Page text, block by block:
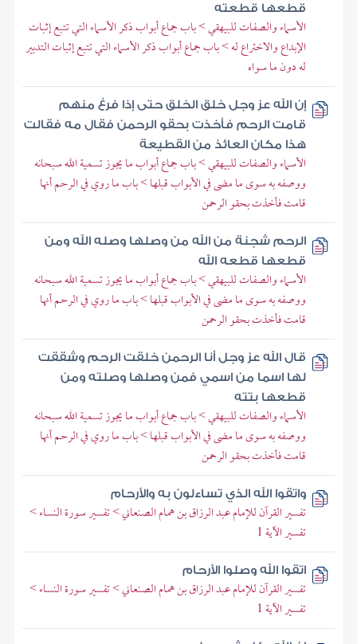
قطعها قطعته
الأسماء والصفات للبيهقي > باب جماع أبواب ذكر الأسماء التي تتبع إثبات
الإبداع والاختراع له > باب جماع أبواب ذكر الأسماء التي تتبع إثبات التدبير
له دون ما سواه
إن الله عز وجل خلق الخلق حتى إذا فرغ منهم
قامت الرحم فأخذت بحقو الرحمن فقال مه فقالت
هذا مكان العائذ من القطيعة
الأسماء والصفات للبيهقي > باب جماع أبواب ما يجوز تسمية الله سبحانه
ووصفه به سوى ما مضى في الأبواب قبلها > باب ما روي في الرحم أنها
قامت فأخذت بحقو الرحمن
الرحم شجنة من الله من وصلها وصله الله ومن
قطعها قطعه الله
الأسماء والصفات للبيهقي > باب جماع أبواب ما يجوز تسمية الله سبحانه
ووصفه به سوى ما مضى في الأبواب قبلها > باب ما روي في الرحم أنها
قامت فأخذت بحقو الرحمن
قال الله عز وجل أنا الرحمن خلقت الرحم وشققت
لها اسما من اسمي فمن وصلها وصلته ومن
قطعها بتته
الأسماء والصفات للبيهقي > باب جماع أبواب ما يجوز تسمية الله سبحانه
ووصفه به سوى ما مضى في الأبواب قبلها > باب ما روي في الرحم أنها
قامت فأخذت بحقو الرحمن
واتقوا الله الذي تساءلون به والأرحام
تفسير القرآن للإمام عبد الرزاق بن همام الصنعاني > تفسير سورة النساء >
تفسير الآية 1
اتقوا الله وصلوا الأرحام
تفسير القرآن للإمام عبد الرزاق بن همام الصنعاني > تفسير سورة النساء >
تفسير الآية 1